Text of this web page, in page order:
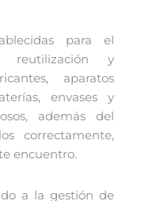
para el
reutilización y
aparatos
envases y
además del
correctamente,
encuentro.
a la gestión de